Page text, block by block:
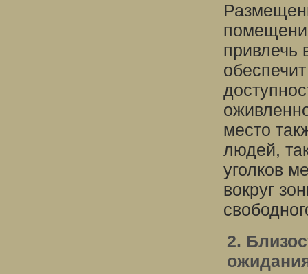
привлечь
место
людей,
уголков
вокруг
2.